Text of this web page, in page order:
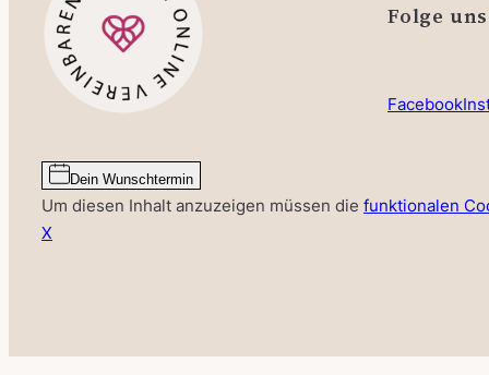
Folge
Facebook
Dein Wunschtermin
Um diesen Inhalt anzuzeigen müssen die funktionalen
X